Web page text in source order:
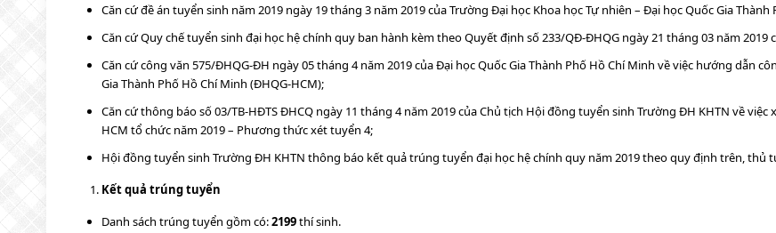
Căn cứ đề án tuyển sinh năm 2019 ngày 19 tháng 3 năm 2019 của Trường Đại học Khoa học Tự nhiên – Đại học Quốc Gia Thành
Căn cứ Quy chế tuyển sinh đại học hệ chính quy ban hành kèm theo Quyết định số 233/QĐ-ĐHQG ngày 21 tháng 03 năm 2019
Căn cứ công văn 575/ĐHQG-ĐH ngày 05 tháng 4 năm 2019 của Đại học Quốc Gia Thành Phố Hồ Chí Minh về việc hướng dẫn
Gia Thành Phố Hồ Chí Minh (ĐHQG-HCM);
Căn cứ thông báo số 03/TB-HĐTS ĐHCQ ngày 11 tháng 4 năm 2019 của Chủ tịch Hội đồng tuyển sinh Trường ĐH KHTN về
HCM tổ chức năm 2019 – Phương thức xét tuyển 4;
Hội đồng tuyển sinh Trường ĐH KHTN thông báo kết quả trúng tuyển đại học hệ chính quy năm 2019 theo quy định trên, thủ
Kết quả trúng tuyển
Danh sách trúng tuyển gồm có:2199thí sinh.